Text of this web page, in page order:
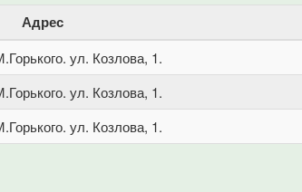
Адрес
ул. Козлова, 1.
ул. Козлова, 1.
ул. Козлова, 1.